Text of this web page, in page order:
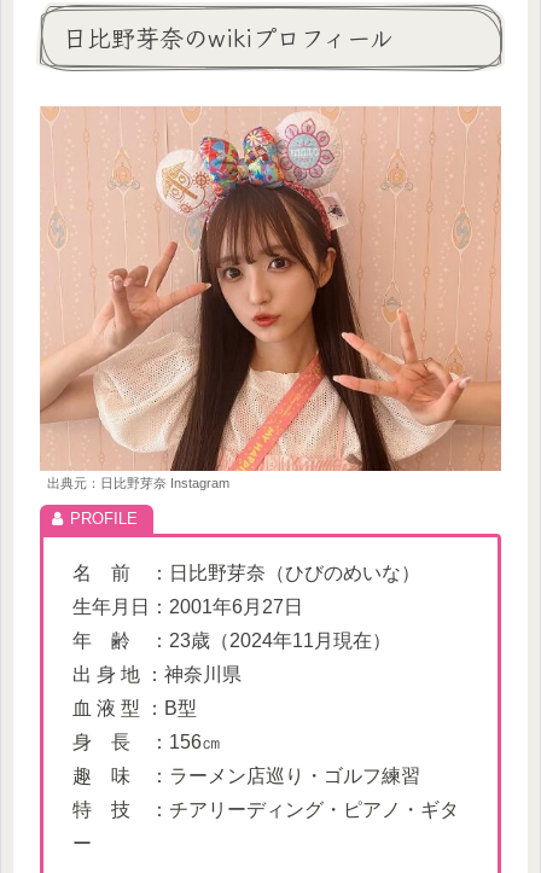
日比野芽奈のwikiプロフィール
出典元：日比野芽奈 Instagram
名 前 ：日比野芽奈（ひびのめいな）
生年月日：2001年6月27日
年 齢 ：23歳（2024年11月現在）
出 身 地 ：神奈川県
血 液 型 ：B型
身 長 ：156㎝
趣 味 ：ラーメン店巡り・ゴルフ練習
特 技 ：チアリーディング・ピアノ・ギタ
ー